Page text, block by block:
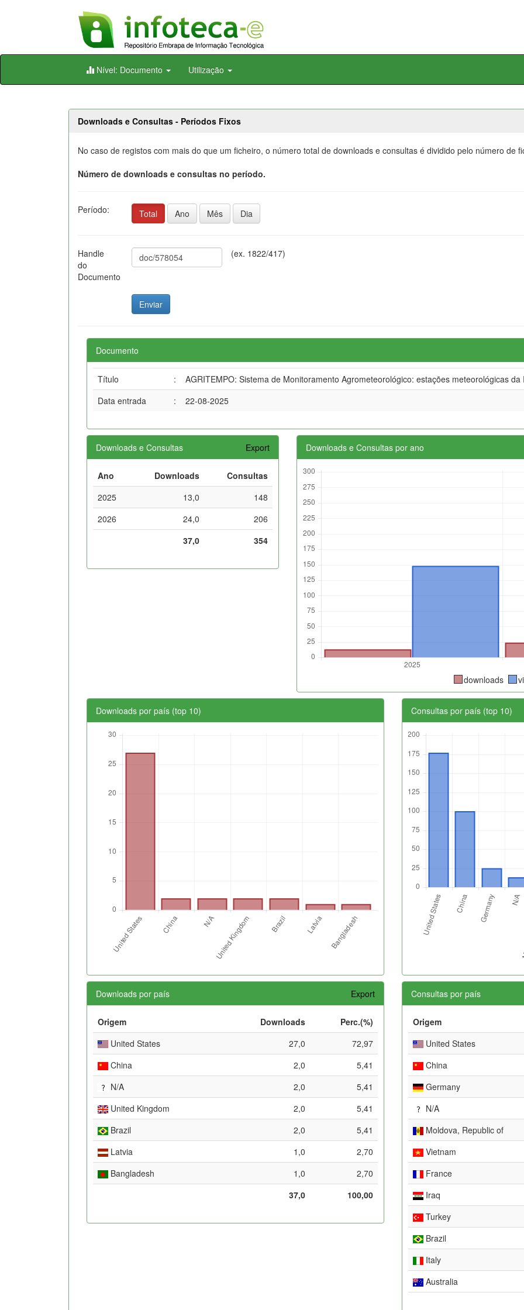
Skip
Nível: Documento Utilização
Downloads e Consultas - Períodos Fixos
No caso de registos com mais do que um ficheiro, o número total de downloads e consultas é dividido pelo número de
Número de downloads e consultas no período.
Período: Total Ano Mês Dia
Handle
do
Documento
(ex. 1822/417)
Documento
Título :
AGRITEMPO: Sistema de Monitoramento Agrometeorológico: estações meteorológicas da
Data entrada
: 22-08-2025
Downloads e Consultas Export
Ano Downloads
Consultas
2025
13,0
148
2026
24,0
206
37,0
354
Downloads e Consultas por ano
downloads
Downloads por país (top 10) Consultas por país (top 10)
Downloads por país Export
Origem Downloads
Perc.(%)
United States
27,0
72,97
China
2,0
5,41
N/A
2,0
5,41
United Kingdom
2,0
5,41
Brazil
2,0
5,41
Latvia
1,0
2,70
Bangladesh
1,0
2,70
37,0
100,00
Consultas por país
Origem
United States
China
Germany
N/A
Moldova, Republic of
Vietnam
France
Iraq
Turkey
Brazil
Italy
Australia